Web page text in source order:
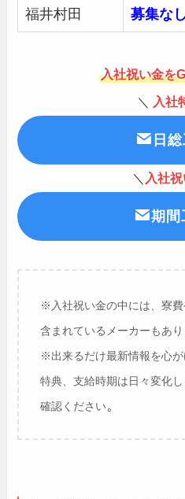
福井村田 募集なし
入社祝い金を
＼
入社
日
＼ 入社
期
※入社祝い金の中には、寮
含まれているメーカーもあり
※出来るだけ最新情報を心
特典、支給時期は日々変化
確認ください。